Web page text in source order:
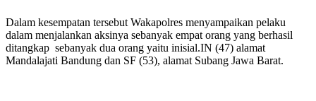
Dalam kesempatan tersebut Wakapolres menyampaikan pelaku
dalam menjalankan aksinya sebanyak empat orang yang berhasil
ditangkap sebanyak dua orang yaitu inisial.IN (47) alamat
Mandalajati Bandung dan SF (53), alamat Subang Jawa Barat.